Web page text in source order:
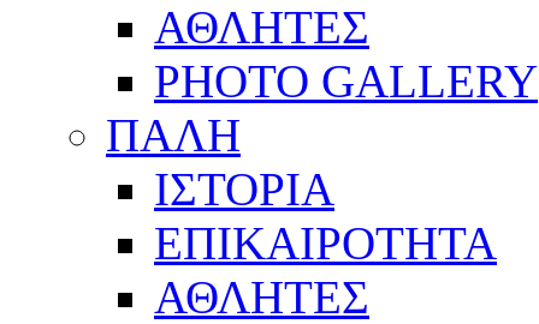
ΑΘΛΗΤΕΣ
PHOTO GALLERY
ΠΑΛΗ
ΙΣΤΟΡΙΑ
ΕΠΙΚΑΙΡΟΤΗΤΑ
ΑΘΛΗΤΕΣ